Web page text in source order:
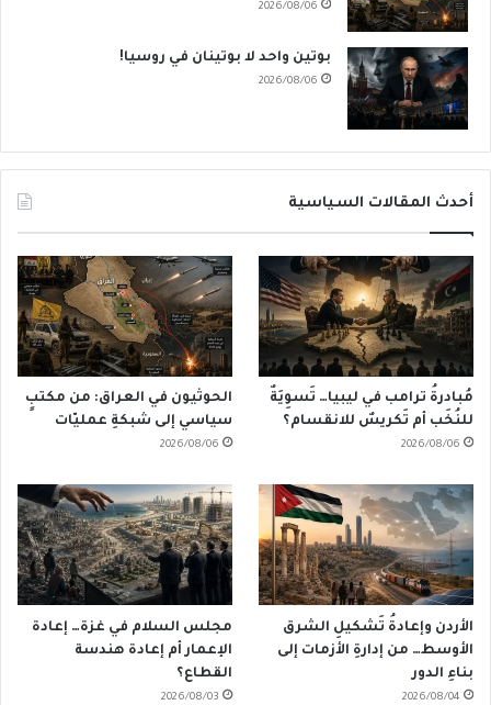
2026/08/06
بوتين واحد لا بوتينان في روسيا!
2026/08/06
أحدث المقالات السياسية
مُبادرةُ ترامب في ليبيا… تَسوِيَةٌ
للنُخَب أم تَكريسٌ للانقسام؟
2026/08/06
الحوثيون في العراق: من مكتبٍ
سياسي إلى شبكةِ عمليّات
2026/08/06
الأردن وإعادةُ تَشكيلِ الشرق
الأوسط… من إدارةِ الأزمات إلى
بناءِ الدور
2026/08/04
مجلس السلام في غزة… إعادة
الإعمار أم إعادة هندسة
القطاع؟
2026/08/03